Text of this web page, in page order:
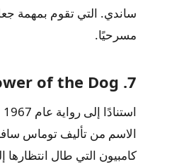
ساندي. التي تقوم بمهمة
مسرحيًا.
7. The Power of the Dog
الاسم من تأليف توماس
كامبيون التي طال انتظارها